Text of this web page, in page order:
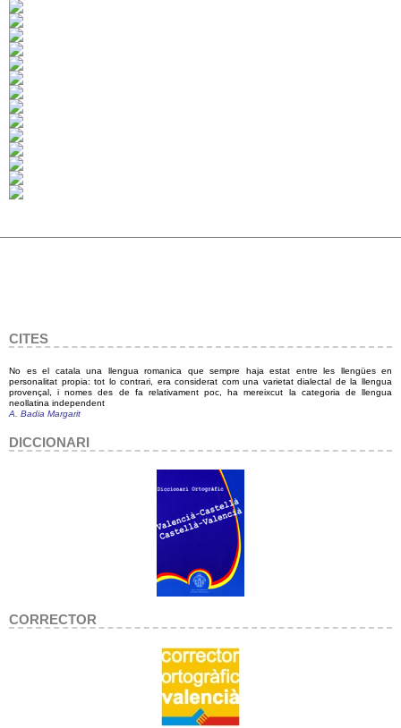
CITES
No es el catala una llengua romanica que sempre haja estat entre les llengües en
personalitat propia: tot lo contrari, era considerat com una varietat dialectal de la llengua
provençal, i nomes des de fa relativament poc, ha mereixcut la categoria de llengua
neollatina independent
A. Badia Margarit
DICCIONARI
CORRECTOR